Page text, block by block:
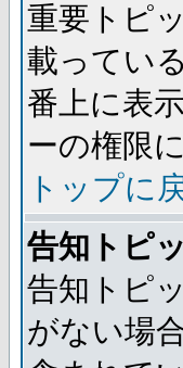
重要トピ
載ってい
番上に表
ーの権限
トップに
告知トピ
告知トピ
がない場